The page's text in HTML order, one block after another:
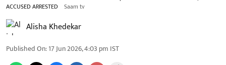
ACCUSED ARRESTED Saam tv
Alisha Khedekar
Published On:17 Jun 2026, 4:03 pm IST